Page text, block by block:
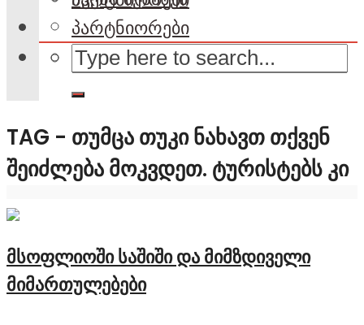
პარტნიორები
TAG - ᲗᲣᲛᲪᲐ ᲗᲣᲙᲘ ᲜᲐᲮᲐᲕᲗ ᲗᲥᲕᲔᲜ
ᲨᲔᲘᲫᲚᲔᲑᲐ ᲛᲝᲙᲕᲓᲔᲗ. ᲢᲣᲠᲘᲡᲢᲔᲑᲡ ᲙᲘ
მსოფლიოში საშიში და მიმზდიველი
მიმართულებები